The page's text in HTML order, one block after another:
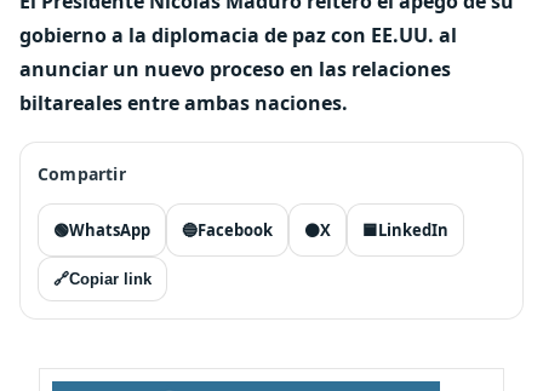
gobierno a la diplomacia de paz con EE.UU. al
anunciar un nuevo proceso en las relaciones
biltareales entre ambas naciones.
Compartir
🟢WhatsApp 🔵Facebook ⚫X 🟦LinkedIn
🔗Copiar link